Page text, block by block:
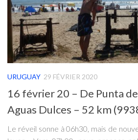
URUGUAY 29 FÉVRIER 2020
16 février 20 – De Punta
Aguas Dulces – 52 km
Le réveil sonne à 06h30, mais de